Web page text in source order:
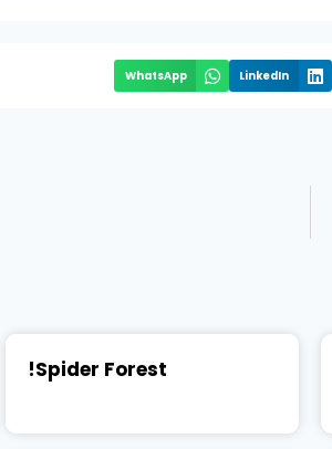
LinkedIn
WhatsApp
Spider Forest!